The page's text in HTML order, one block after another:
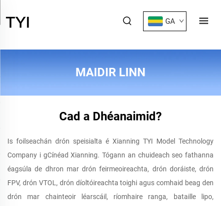
GA
MAIDIR LINN
Cad a Dhéanaimid?
Is foilseachán drón speisialta é Xianning TYI Model Technology
Company i gCínéad Xianning. Tógann an chuideach seo fathanna
éagsúla de dhron mar drón feirmeoireachta, drón doráiste, drón
FPV, drón VTOL, drón díoltóireachta toighi agus comhaid beag den
drón mar chainteoir léarscáil, ríomhaire ranga, bataille lipo,